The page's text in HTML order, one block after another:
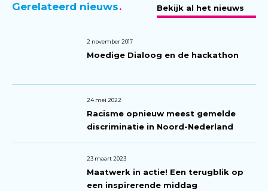
Gerelateerd nieuws Bekijk al het nieuws
2 november 2017
Moedige Dialoog en de hackathon
24 mei 2022
Racisme opnieuw meest gemelde
discriminatie in Noord-Nederland
23 maart 2023
Maatwerk in actie! Een terugblik op
een inspirerende middag